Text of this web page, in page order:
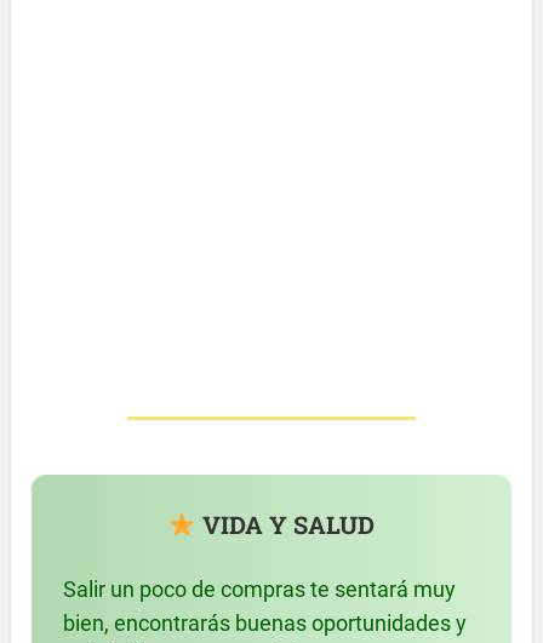
VIDA Y SALUD
Salir un poco de compras te sentará muy
bien, encontrarás buenas oportunidades y